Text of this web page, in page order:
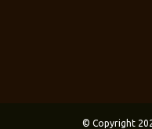
© Copyright